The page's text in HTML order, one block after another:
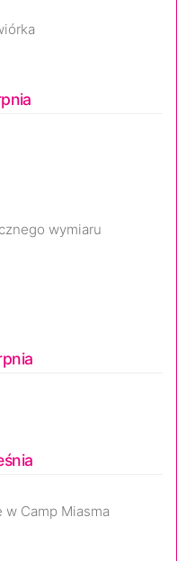
wymiaru
w Camp Miasma